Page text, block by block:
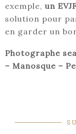
exemple, un
solution pour
en garder un
Photographe
– Manosque –